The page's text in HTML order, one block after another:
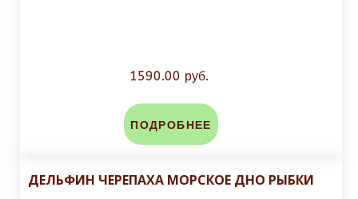
1590.00 руб.
ПОДРОБНЕЕ
ДЕЛЬФИН ЧЕРЕПАХА МОРСКОЕ ДНО РЫБКИ